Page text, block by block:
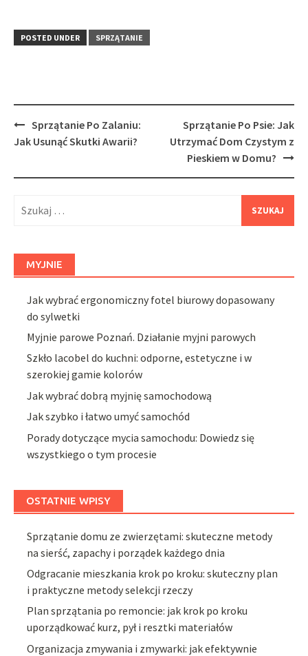
POSTED UNDER SPRZĄTANIE
Post
navigation
Sprzątanie Po Zalaniu:
Jak Usunąć Skutki Awarii?
Sprzątanie Po Psie: Jak
Utrzymać Dom Czystym z
Pieskiem w Domu?
MYJNIE
Jak wybrać ergonomiczny fotel biurowy dopasowany
do sylwetki
Myjnie parowe Poznań. Działanie myjni parowych
Szkło lacobel do kuchni: odporne, estetyczne i w
szerokiej gamie kolorów
Jak wybrać dobrą myjnię samochodową
Jak szybko i łatwo umyć samochód
Porady dotyczące mycia samochodu: Dowiedz się
wszystkiego o tym procesie
OSTATNIE WPISY
Sprzątanie domu ze zwierzętami: skuteczne metody
na sierść, zapachy i porządek każdego dnia
Odgracanie mieszkania krok po kroku: skuteczny plan
i praktyczne metody selekcji rzeczy
Plan sprzątania po remoncie: jak krok po kroku
uporządkować kurz, pył i resztki materiałów
Organizacja zmywania i zmywarki: jak efektywnie